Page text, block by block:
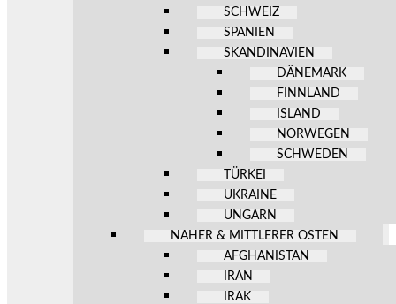
SCHWEIZ
SPANIEN
SKANDINAVIEN
DÄNEMARK
FINNLAND
ISLAND
NORWEGEN
SCHWEDEN
TÜRKEI
UKRAINE
UNGARN
NAHER & MITTLERER OSTEN
AFGHANISTAN
IRAN
IRAK